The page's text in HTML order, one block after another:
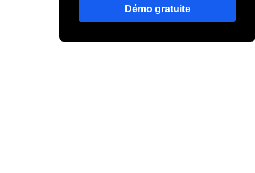
Démo gratuite